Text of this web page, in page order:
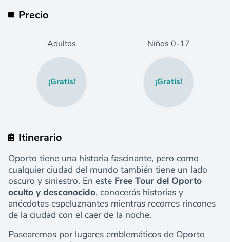
Precio
Adultos
¡Gratis!
Niños 0-17
¡Gratis!
Itinerario
Oporto tiene una historia fascinante, pero como
cualquier ciudad del mundo también tiene un lado
oscuro y siniestro. En este Free Tour del Oporto
oculto y desconocido, conocerás historias y
anécdotas espeluznantes mientras recorres rincones
de la ciudad con el caer de la noche.
Pasearemos por lugares emblemáticos de Oporto